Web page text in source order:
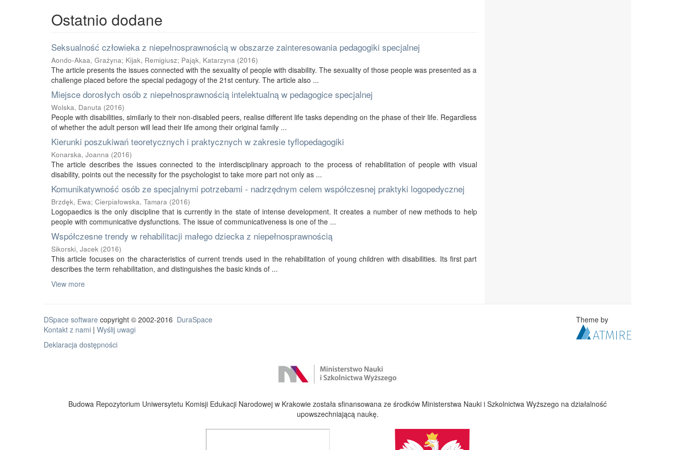
Ostatnio dodane
Seksualność człowieka z niepełnosprawnością w obszarze zainteresowania pedagogiki specjalnej
Aondo-Akaa, Grażyna; Kijak, Remigiusz; Pająk, Katarzyna (2016)
The article presents the issues connected with the sexuality of people with disability. The sexuality of those people was presented as a
challenge placed before the special pedagogy of the 21st century. The article also ...
Miejsce dorosłych osób z niepełnosprawnością intelektualną w pedagogice specjalnej
Wolska, Danuta (2016)
People with disabilities, similarly to their non-disabled peers, realise different life tasks depending on the phase of their life. Regardless
of whether the adult person will lead their life among their original family ...
Kierunki poszukiwań teoretycznych i praktycznych w zakresie tyflopedagogiki
Konarska, Joanna (2016)
The article describes the issues connected to the interdisciplinary approach to the process of rehabilitation of people with visual
disability, points out the necessity for the psychologist to take more part not only as ...
Komunikatywność osób ze specjalnymi potrzebami - nadrzędnym celem współczesnej praktyki logopedycznej
Brzdęk, Ewa; Cierpiałowska, Tamara (2016)
Logopaedics is the only discipline that is currently in the state of intense development. It creates a number of new methods to help
people with communicative dysfunctions. The issue of communicativeness is one of the ...
Współczesne trendy w rehabilitacji małego dziecka z niepełnosprawnością
Sikorski, Jacek (2016)
This article focuses on the characteristics of current trends used in the rehabilitation of young children with disabilities. Its first part
describes the term rehabilitation, and distinguishes the basic kinds of ...
View more
DSpace software copyright © 2002-2016 DuraSpace
Kontakt z nami | Wyślij uwagi
Deklaracja dostępności
Theme by
Budowa Repozytorium Uniwersytetu Komisji Edukacji Narodowej w Krakowie została sfinansowana ze środków Ministerstwa Nauki i Szkolnictwa Wyższego na działalność
upowszechniającą naukę.